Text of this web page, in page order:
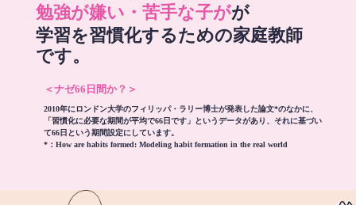
勉強が嫌い・苦手な子がが
学習を習慣化するための家庭教師
です。
＜ナゼ66日間か？＞
2010年にロンドン大学のフィリッパ・ラリー博士が発表した論文*のなかに、
「習慣化に必要な期間が平均で66日です」というデータがあり、それに基づい
て66日という期間設定にしています。
*： How are habits formed: Modeling habit formation in the real world